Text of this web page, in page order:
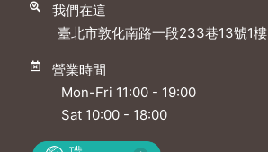
我們在這
臺北市敦化南路一段233巷13號1樓
營業時間
Mon-Fri 11:00 - 19:00
Sat 10:00 - 18:00